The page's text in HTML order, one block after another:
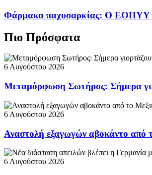
Φάρμακα παχυσαρκίας: Ο ΕΟΠΥΥ
Πιο Πρόσφατα
6 Αυγούστου 2026
Μεταμόρφωση Σωτήρος: Σήμερα
6 Αυγούστου 2026
Αναστολή εξαγωγών αβοκάντο από
6 Αυγούστου 2026